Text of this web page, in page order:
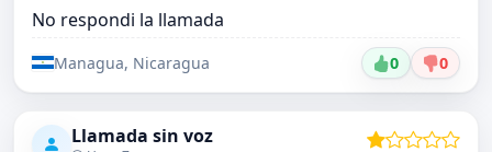
No respondi la llamada
Managua, Nicaragua 0 0
Llamada sin voz